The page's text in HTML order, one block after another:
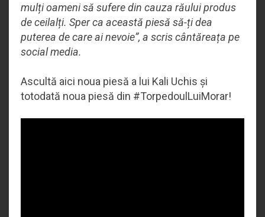
mulți oameni să sufere din cauza răului produs
de ceilalți. Sper ca această piesă să-ți dea
puterea de care ai nevoie”, a scris cântăreața pe
social media.
Ascultă aici noua piesă a lui Kali Uchis și
totodată noua piesă din #TorpedoulLuiMorar!